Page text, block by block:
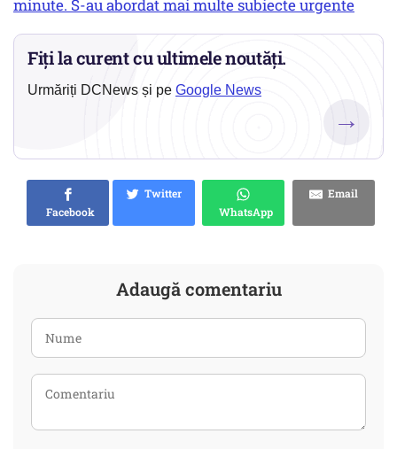
minute. S-au abordat mai multe subiecte urgente
Fiți la curent cu ultimele noutăți.
Urmăriți DCNews și pe Google News
→
Facebook
Twitter
WhatsApp
Email
Adaugă comentariu